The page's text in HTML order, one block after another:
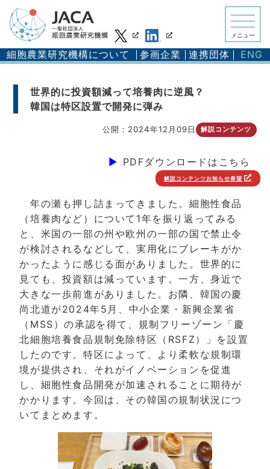
メニュー
細胞農業研究機構について 参画企業 連携団体 ENG
世界的に投資額減って培養肉に逆風？
韓国は特区設置で開発に弾み
公開：2024年12月09日 解説コンテンツ
▶︎ PDFダウンロードはこちら
解説コンテンツお知らせ希望
年の瀬も押し詰まってきました。細胞性食品
（培養肉など）について1年を振り返ってみる
と、米国の一部の州や欧州の一部の国で禁止令
が検討されるなどして、実用化にブレーキがか
かったように感じる面がありました。世界的に
見ても、投資額は減っています。一方、身近で
大きな一歩前進がありました。お隣、韓国の慶
尚北道が2024年5月、中小企業・新興企業省
（MSS）の承認を得て、規制フリーゾーン「慶
北細胞培養食品規制免除特区（RSFZ）」を設置
したのです。特区によって、より柔軟な規制環
境が提供され、それがイノベーションを促進
し、細胞性食品開発が加速されることに期待が
かかります。今回は、その韓国の規制状況につ
いてまとめます。